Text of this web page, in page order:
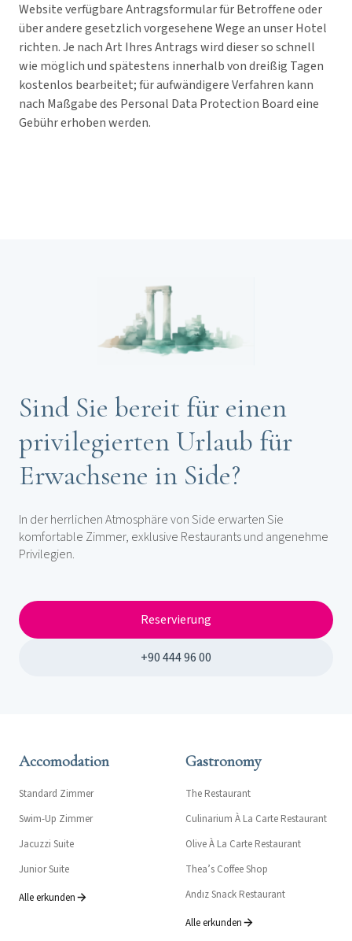
Website verfügbare Antragsformular für Betroffene oder
über andere gesetzlich vorgesehene Wege an unser Hotel
richten. Je nach Art Ihres Antrags wird dieser so schnell
wie möglich und spätestens innerhalb von dreißig Tagen
kostenlos bearbeitet; für aufwändigere Verfahren kann
nach Maßgabe des Personal Data Protection Board eine
Gebühr erhoben werden.
Sind Sie bereit für einen
privilegierten Urlaub für
Erwachsene in Side?
In der herrlichen Atmosphäre von Side erwarten Sie
komfortable Zimmer, exklusive Restaurants und angenehme
Privilegien.
Reservierung
+90 444 96 00
Accomodation
Standard Zimmer
Swim-Up Zimmer
Jacuzzi Suite
Junior Suite
Alle erkunden
Gastronomy
The Restaurant
Culinarium À La Carte Restaurant
Olive À La Carte Restaurant
Thea’s Coffee Shop
Andız Snack Restaurant
Alle erkunden